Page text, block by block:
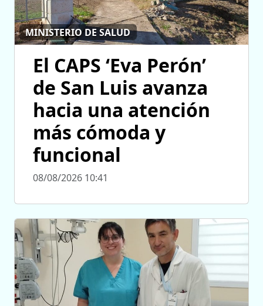
MINISTERIO DE SALUD
El CAPS ‘Eva Perón’
de San Luis avanza
hacia una atención
más cómoda y
funcional
08/08/2026 10:41